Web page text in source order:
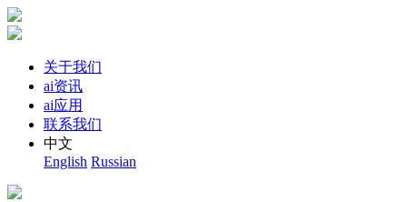
关于我们
ai资讯
ai应用
联系我们
中文
English Russian